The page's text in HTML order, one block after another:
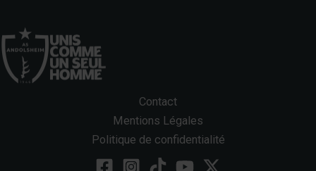
Contact
Mentions Légales
Politique de confidentialité